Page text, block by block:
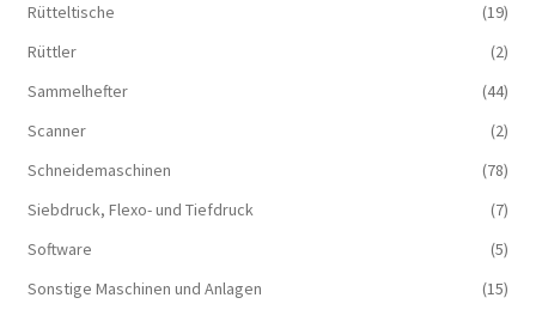
Rütteltische
(19)
Rüttler
(2)
Sammelhefter
(44)
Scanner
(2)
Schneidemaschinen
(78)
Siebdruck, Flexo- und Tiefdruck
(7)
Software
(5)
Sonstige Maschinen und Anlagen
(15)